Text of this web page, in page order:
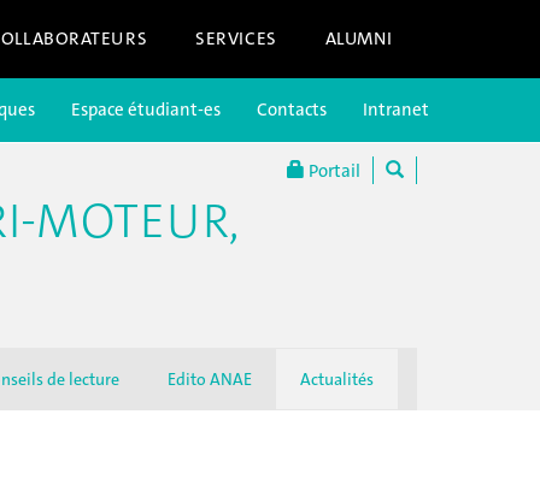
SERVICES ALUMNI
Portail
Espace étudiant-es Contacts Intranet
MOTEUR,
de lecture Edito ANAE Actualités